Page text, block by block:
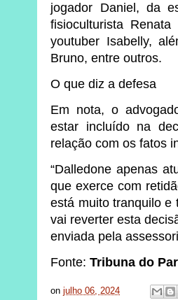
jogador Daniel, da
fisioculturista
youtuber Isabelly,
Bruno, entre outros.
O que diz a defesa
Em nota, o
estar incluído na
relação com os fatos
“Dalledone apenas
que exerce com
está muito tranquilo e
vai reverter esta
enviada pela
Fonte:Tribuna do
onjulho 06, 2024